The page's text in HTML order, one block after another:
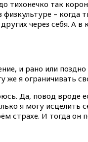
тихонечко так
–
через себя. А
и рано или
я ограничивать
Да, повод
я могу исцелить
страхе. И тогда